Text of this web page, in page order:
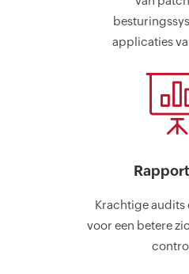
applicaties
Krachtige audits
voor een betere